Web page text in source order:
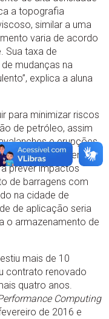
a topografia
similar a uma
varia de acordo
Sua taxa de
mudanças na
explica a aluna
para minimizar riscos
de petróleo, assim
e erupções
acrescenta
prever impactos
de barragens com
na cidade de
de aplicação seria
o armazenamento de
mais de 10
contrato renovado
quatro anos.
Computing
de 2016 e